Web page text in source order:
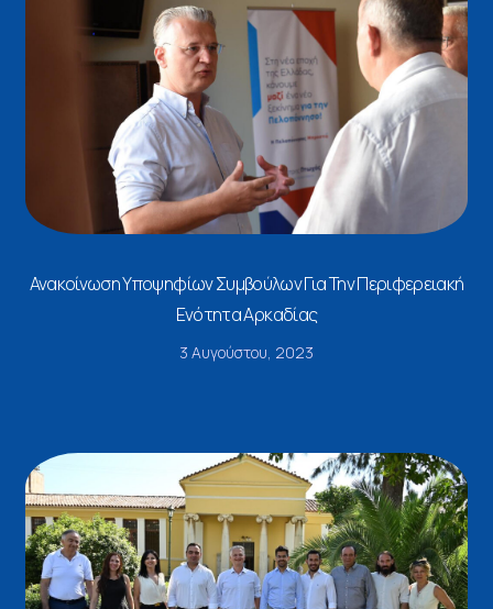
Ανακοίνωση Υποψηφίων Συμβούλων Για Την Περιφερειακή
Ενότητα Αρκαδίας
3 Αυγούστου, 2023